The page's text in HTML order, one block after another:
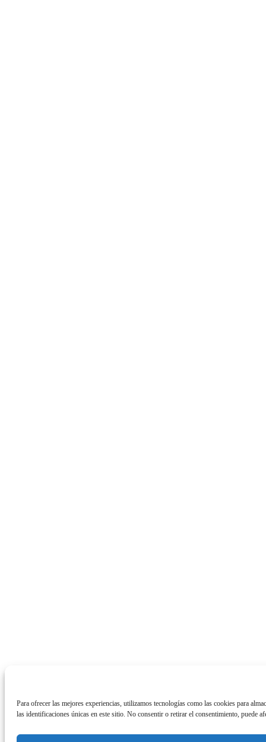
Para ofrecer las mejores experiencias, utilizamos tecnologías como las cookies para
las identificaciones únicas en este sitio. No consentir o retirar el consentimiento, puede